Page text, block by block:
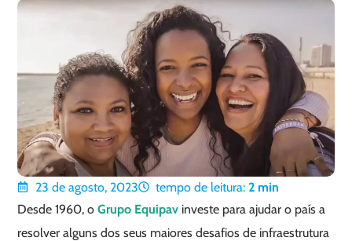
23 de agosto, 2023 tempo de leitura: 2 min
Desde 1960, oGrupo Equipav investe para ajudar o país a
resolver alguns dos seus maiores desafios de infraestrutura